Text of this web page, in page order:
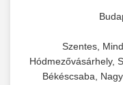
Kereskedelmi
🎁 23.
Ipari
Szentes,
Hódmezővásárhely,
Békéscsaba,